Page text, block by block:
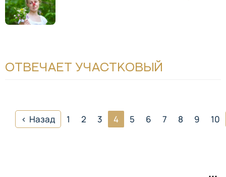
ОТВЕЧАЕТ УЧАСТКОВЫЙ
Назад 1 2 3 4 5 6 7 8 9 10